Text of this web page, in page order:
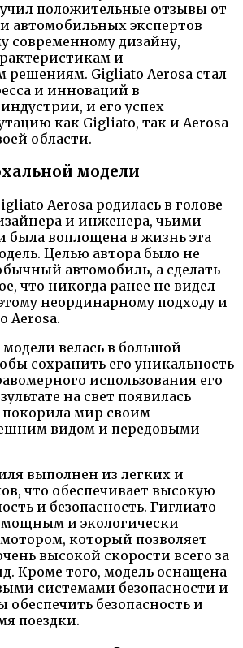
положительные отзывы от
автомобильных экспертов
современному дизайну,
и
Gigliato Aerosa стал
и инноваций в
и его успех
как Gigliato, так и Aerosa
области.
модели
Aerosa родилась в голове
и инженера, чьими
воплощена в жизнь эта
Целью автора было не
автомобиль, а сделать
что никогда ранее не видел
неординарному подходу и
Aerosa.
модели велась в большой
сохранить его уникальность
использования его
на свет появилась
покорила мир своим
видом и передовыми
выполнен из легких и
что обеспечивает высокую
и безопасность. Гиглиато
мощным и экологически
который позволяет
высокой скорости всего за
Кроме того, модель оснащена
системами безопасности и
безопасность и
поездки.